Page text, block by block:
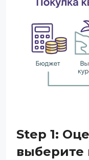
Step 1:
выберите